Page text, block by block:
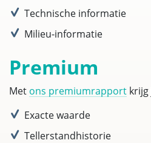
Technische informatie
Milieu-informatie
Premium
Met ons premiumrapport krijg
Exacte waarde
Tellerstandhistorie